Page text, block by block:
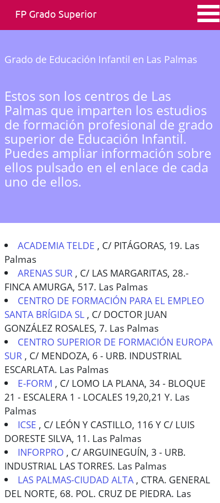
FP Grado Superior
Grado de Educación Infantil en Las Palmas
Estos son los centros de Las
Palmas que imparten los estudios
de formación profesional de grado
superior de Educación Infantil.
Puedes ampliar información sobre
ellos pulsado en el enlace de cada
uno de ellos.
ACADEMIA TELDE , C/ PITÁGORAS, 19. Las
Palmas
ARENAS SUR , C/ LAS MARGARITAS, 28.-
FINCA AMURGA, 517. Las Palmas
CENTRO DE FORMACIÓN PARA EL EMPLEO
SANTA BRÍGIDA SL , C/ DOCTOR JUAN
GONZÁLEZ ROSALES, 7. Las Palmas
CENTRO SUPERIOR DE FORMACIÓN EUROPA
SUR , C/ MENDOZA, 6 - URB. INDUSTRIAL
ESCARLATA. Las Palmas
E-FORM , C/ LOMO LA PLANA, 34 - BLOQUE
21 - ESCALERA 1 - LOCALES 19,20,21 Y. Las
Palmas
ICSE , C/ LEÓN Y CASTILLO, 116 Y C/ LUIS
DORESTE SILVA, 11. Las Palmas
INFORPRO , C/ ARGUINEGUÍN, 3 - URB.
INDUSTRIAL LAS TORRES. Las Palmas
LAS PALMAS-CIUDAD ALTA , CTRA. GENERAL
DEL NORTE, 68. POL. CRUZ DE PIEDRA. Las